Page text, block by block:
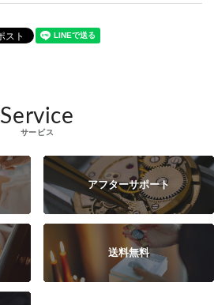
Service
サービス
アフターサポート
送料無料